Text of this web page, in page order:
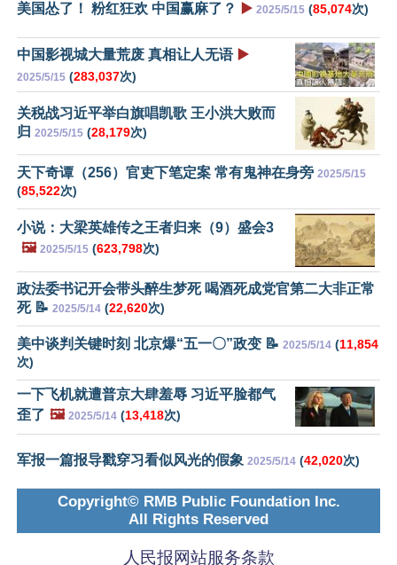
美国怂了！ 粉红狂欢 中国赢麻了？ ▶️ 2025/5/15 (85,074次)
中国影视城大量荒废 真相让人无语 ▶️
2025/5/15 (283,037次)
关税战习近平举白旗唱凯歌 王小洪大败而
归 2025/5/15 (28,179次)
天下奇谭（256）官吏下笔定案 常有鬼神在身旁 2025/5/15
(85,522次)
小说：大梁英雄传之王者归来（9）盛会3
🖼️ 2025/5/15 (623,798次)
政法委书记开会带头醉生梦死 喝酒死成党官第二大非正常
死 📝 2025/5/14 (22,620次)
美中谈判关键时刻 北京爆“五一〇”政变 📝 2025/5/14 (11,854
次)
一下飞机就遭普京大肆羞辱 习近平脸都气
歪了 🖼️ 2025/5/14 (13,418次)
军报一篇报导戳穿习看似风光的假象 2025/5/14 (42,020次)
Copyright© RMB Public Foundation Inc.
All Rights Reserved
人民报网站服务条款